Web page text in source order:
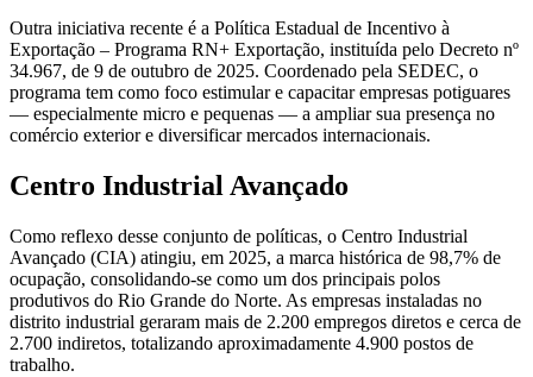
Outra iniciativa recente é a Política Estadual de Incentivo à
Exportação – Programa RN+ Exportação, instituída pelo Decreto nº
34.967, de 9 de outubro de 2025. Coordenado pela SEDEC, o
programa tem como foco estimular e capacitar empresas potiguares
— especialmente micro e pequenas — a ampliar sua presença no
comércio exterior e diversificar mercados internacionais.
Centro Industrial Avançado
Como reflexo desse conjunto de políticas, o Centro Industrial
Avançado (CIA) atingiu, em 2025, a marca histórica de 98,7% de
ocupação, consolidando-se como um dos principais polos
produtivos do Rio Grande do Norte. As empresas instaladas no
distrito industrial geraram mais de 2.200 empregos diretos e cerca de
2.700 indiretos, totalizando aproximadamente 4.900 postos de
trabalho.